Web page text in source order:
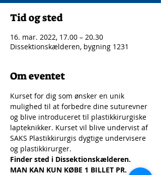
Tid og sted
16. mar. 2022, 17.00 – 20.30
Dissektionskælderen, bygning 1231
Om eventet
Kurset for dig som ønsker en unik
mulighed til at forbedre dine suturevner
og blive introduceret til plastikkirurgiske
lapteknikker. Kurset vil blive undervist af
SAKS Plastikkirurgis dygtige undervisere
og plastikkirurger.
Finder sted i Dissektionskælderen.
MAN KAN KUN KØBE 1 BILLET PR.